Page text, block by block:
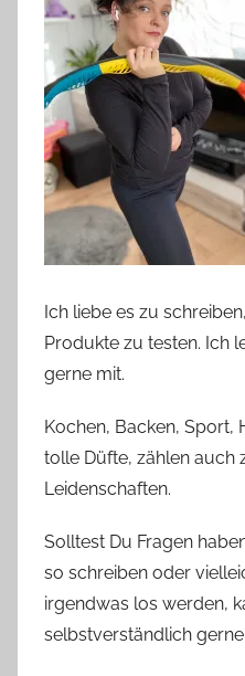
Ich liebe es zu
Produkte zu testen. Ich
gerne mit.
Kochen, Backen, Sport,
tolle Düfte, zählen auch
Leidenschaften.
Solltest Du Fragen
so schreiben oder
irgendwas los werden,
selbstverständlich